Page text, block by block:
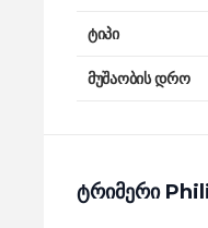
ტიპი
მუშაობის დრო
ტრიმერი